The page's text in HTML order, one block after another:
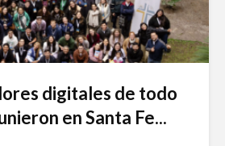
digitales de todo
en Santa Fe...